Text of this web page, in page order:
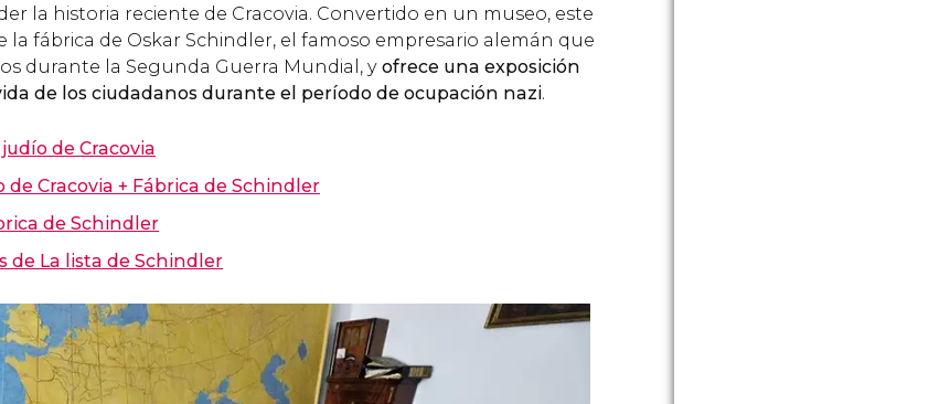
la historia reciente de Cracovia. Convertido en un museo, este
la fábrica de Oskar Schindler, el famoso empresario alemán que
durante la Segunda Guerra Mundial, y ofrece una exposición
de los ciudadanos durante el período de ocupación nazi.
de Cracovia
Cracovia + Fábrica de Schindler
de Schindler
de La lista de Schindler